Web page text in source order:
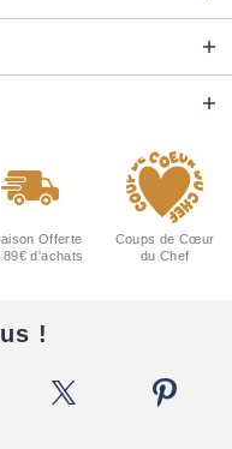
Offerte
89€ d'achats
Coups de Cœur
du Chef
!